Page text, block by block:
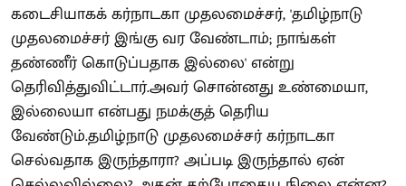
கடைசியாகக் கர்நாடகா முதலமைச்சர், 'தமிழ்நாடு
முதலமைச்சர் இங்கு வர வேண்டாம்; நாங்கள்
தண்ணீர் கொடுப்பதாக இல்லை' என்று
தெரிவித்துவிட்டார்.அவர் சொன்னது உண்மையா,
இல்லையா என்பது நமக்குத் தெரிய
வேண்டும்.தமிழ்நாடு முதலமைச்சர் கர்நாடகா
செல்வதாக இருந்தாரா? அப்படி இருந்தால் ஏன்